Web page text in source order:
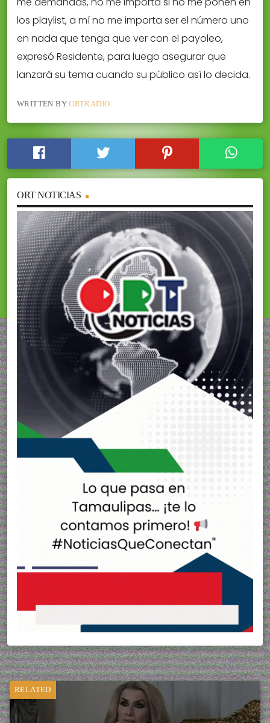
los playlist, a mí no me importa ser el número uno
en nada que tenga que ver con el payoleo,
expresó Residente, para luego asegurar que
lanzará su tema cuando su público así lo decida.
WRITTEN BYORTRADIO
ORT NOTICIAS
RELATED